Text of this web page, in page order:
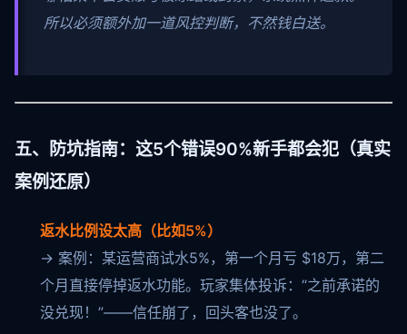
所以必须额外加一道风控判断，不然钱白送。
五、防坑指南：这5个错误90%新手都会犯（真实
案例还原）
返水比例设太高（比如5%）
→ 案例：某运营商试水5%，第一个月亏 $18万，第二
个月直接停掉返水功能。玩家集体投诉：“之前承诺的
没兑现！”——信任崩了，回头客也没了。